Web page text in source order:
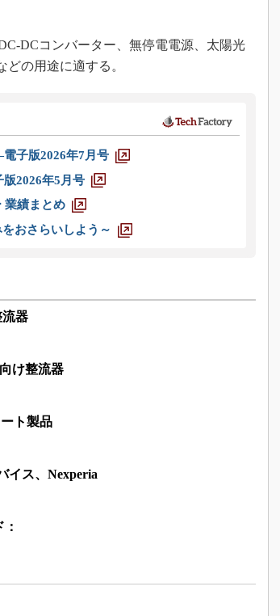
DCコンバーター、無停電電源、太陽光
の用途に適する。
子版2026年7月号
2026年5月号
業績まとめ
おさらいしよう～
器
け整流器
ト製品
イス、Nexperia